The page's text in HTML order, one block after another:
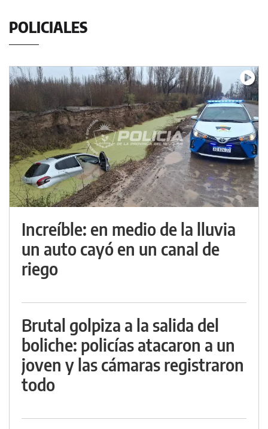
POLICIALES
Increíble: en medio de la lluvia
un auto cayó en un canal de
riego
Brutal golpiza a la salida del
boliche: policías atacaron a un
joven y las cámaras registraron
todo